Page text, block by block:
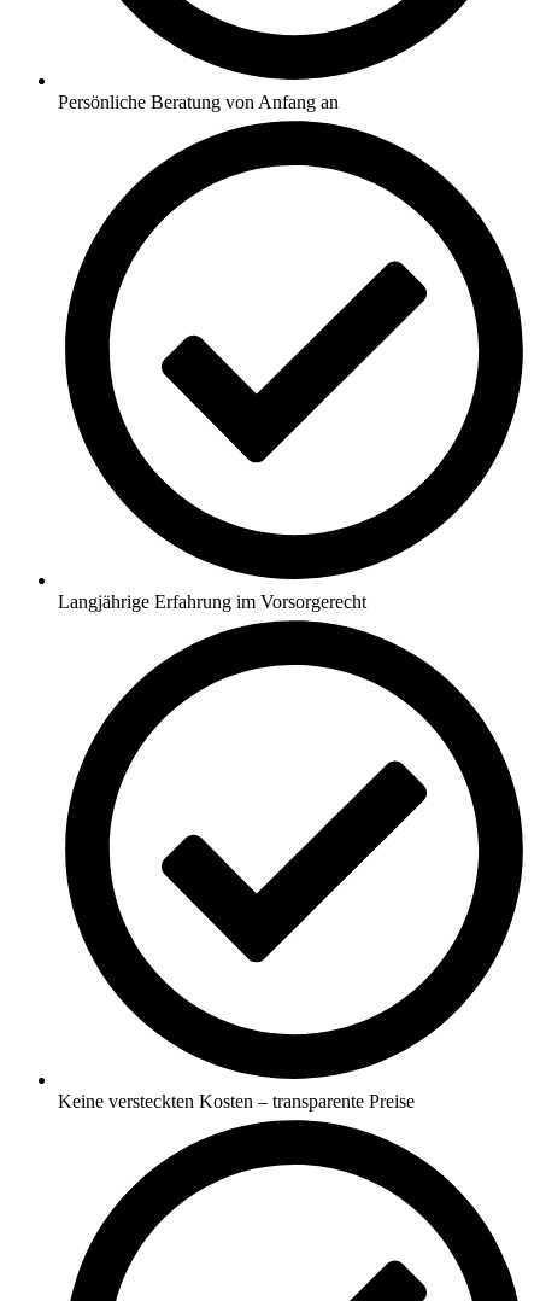
Persönliche Beratung von Anfang an
Langjährige Erfahrung im Vorsorgerecht
Keine versteckten Kosten – transparente Preise